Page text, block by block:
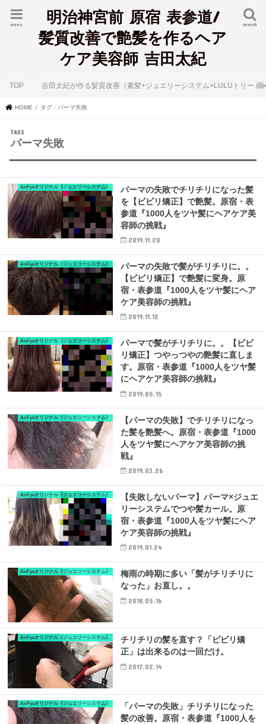
明治神宮前 原宿 表参道/
髪質改善で艶髪を作るヘア
ケア美容師 吉田太紀
search
menu
TOP 吉田太紀が作る髪質改善（素髪+ジュエリーシステム×LULUトリート
HOME タグ : パーマ失敗
パーマ失敗
AnFyeオリジナル《ジュエリーシステム》
パーマの失敗でチリチリになった髪
を【ビビリ矯正】で艶髪。原宿・表
参道『1000人をツヤ髪にヘアケア美
容師の挑戦』
2019.11.20
AnFyeオリジナル《ジュエリーシステム》
パーマの失敗で髪がチリチリに。。
【ビビリ矯正】で艶髪に変身。原
宿・表参道『1000人をツヤ髪にヘア
ケア美容師の挑戦』
2019.11.12
AnFyeオリジナル《ジュエリーシステム》
パーマで髪がチリチリに。。【ビビ
リ矯正】つやっつやの艶髪に直しま
す。原宿・表参道『1000人をツヤ髪
にヘアケア美容師の挑戦』
2019.05.15
AnFyeオリジナル《ジュエリーシステム》
【パーマの失敗】でチリチリになっ
た髪を艶髪へ。原宿・表参道『1000
人をツヤ髪にヘアケア美容師の挑
戦』
2019.03.26
AnFyeオリジナル《ジュエリーシステム》
【失敗しないパーマ】パーマ×ジュエ
リーシステムでつや髪カール。原
宿・表参道『1000人をツヤ髪にヘア
ケア美容師の挑戦』
2019.01.24
AnFyeオリジナル《ジュエリーシステム》
梅雨の時期に多い「髪がチリチリに
なった」お直し。。
2018.05.16
AnFyeオリジナル《ジュエリーシステム》
チリチリの髪を直す？「ビビリ矯
正」は出来るのは一回だけ。
2017.02.14
AnFyeオリジナル《ジュエリーシステム》
「パーマの失敗」チリチリになった
髪の改善。原宿・表参道『1000人を